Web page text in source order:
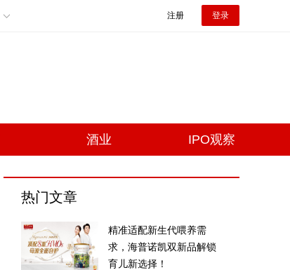
注册 登录
酒业 IPO观察
热门文章
精准适配新生代喂养需
求，海普诺凯双新品解锁
育儿新选择！